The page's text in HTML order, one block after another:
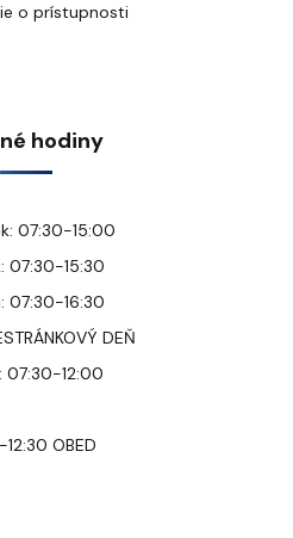
o prístupnosti
hodiny
07:30-15:00
07:30-15:30
07:30-16:30
DEŇ
07:30-12:00
OBED